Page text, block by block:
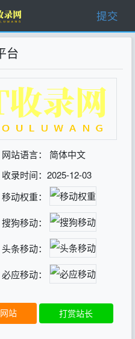
提交
台
网站语言： 简体中文
收录时间：2025-12-03
移动权重：
搜狗移动：
头条移动：
必应移动：
站 打赏站长